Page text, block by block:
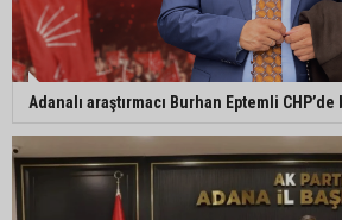
Adanalı araştırmacı Burhan Eptemli CHP’de